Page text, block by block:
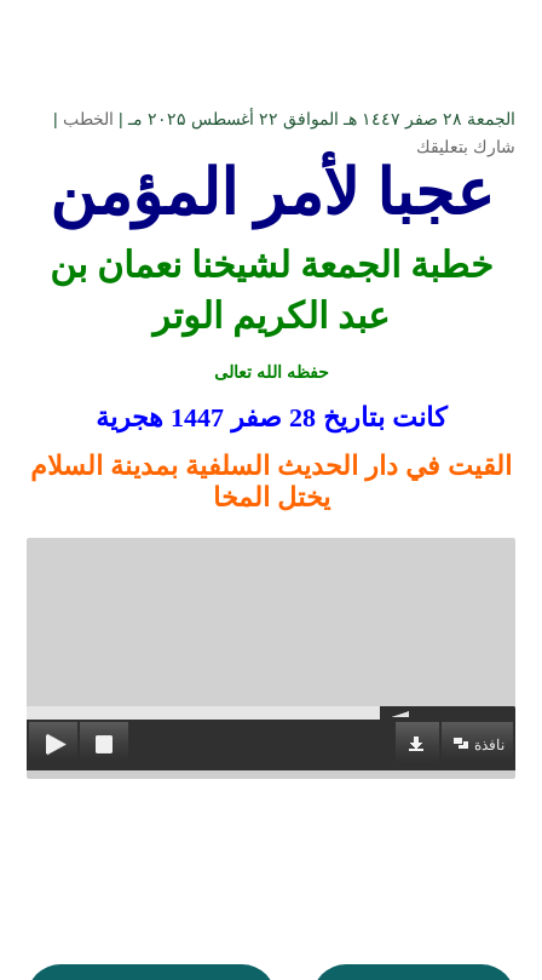
الجمعة ۲۸ صفر ۱٤٤۷ هـ الموافق ۲۲ أغسطس ۲۰۲۵ مـ | الخطب |
شارك بتعليقك
عجبا لأمر المؤمن
خطبة الجمعة لشيخنا نعمان بن
عبد الكريم الوتر
حفظه الله تعالى
كانت بتاريخ 28 صفر
هجرية
القيت في دار الحديث السلفية بمدينة السلام
يختل المخا
نافذة